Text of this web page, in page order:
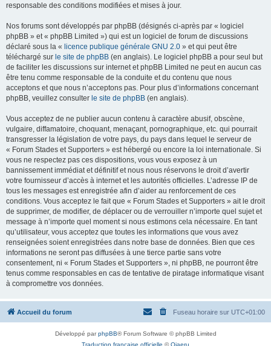
responsable des conditions modifiées et mises à jour.
Nos forums sont développés par phpBB (désignés ci-après par « logiciel
phpBB » et « phpBB Limited ») qui est un logiciel de forum de discussions
déclaré sous la « licence publique générale GNU 2.0 » et qui peut être
téléchargé sur le site de phpBB (en anglais). Le logiciel phpBB a pour seul but
de faciliter les discussions sur internet et phpBB Limited ne peut en aucun cas
être tenu comme responsable de la conduite et du contenu que nous
acceptons et que nous n’acceptons pas. Pour plus d’informations concernant
phpBB, veuillez consulter le site de phpBB (en anglais).
Vous acceptez de ne publier aucun contenu à caractère abusif, obscène,
vulgaire, diffamatoire, choquant, menaçant, pornographique, etc. qui pourrait
transgresser la législation de votre pays, du pays dans lequel le serveur de
« Forum Stades et Supporters » est hébergé ou encore la loi internationale. Si
vous ne respectez pas ces dispositions, vous vous exposez à un
bannissement immédiat et définitif et nous nous réservons le droit d’avertir
votre fournisseur d’accès à internet et les autorités officielles. L’adresse IP de
tous les messages est enregistrée afin d’aider au renforcement de ces
conditions. Vous acceptez le fait que « Forum Stades et Supporters » ait le droit
de supprimer, de modifier, de déplacer ou de verrouiller n’importe quel sujet et
message à n’importe quel moment si nous estimons cela nécessaire. En tant
qu’utilisateur, vous acceptez que toutes les informations que vous avez
renseignées soient enregistrées dans notre base de données. Bien que ces
informations ne seront pas diffusées à une tierce partie sans votre
consentement, ni « Forum Stades et Supporters », ni phpBB, ne pourront être
tenus comme responsables en cas de tentative de piratage informatique visant
à compromettre vos données.
Accueil du forum Fuseau horaire sur UTC+01:00
Développé parphpBB® Forum Software © phpBB Limited
Traduction française officielle ©Qiaeru